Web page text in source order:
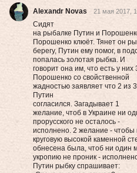
Alexandr Novas 21 мая 2017,
Сидят
на рыбалке Путин и
Порошенко клюёт. Тянет он
берегу, Путин ему помог, в
попалась золотая рыбка. И
говорит она им, что есть у
Порошенко со свойственной
жадностью заявляет что 2 из
Путин
согласился. Загадывает 1
желание, чтоб в Украине ни
прорусского не осталось -
исполнено. 2 желание - чтобы
круговую высокой каменной
обнесена была, чтоб ни один
укропию не проник -
Путин рыбку спрашивает: